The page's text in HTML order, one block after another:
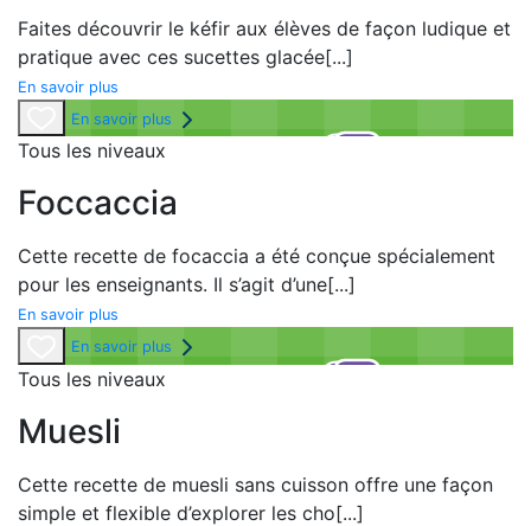
Faites découvrir le kéfir aux élèves de façon ludique et
pratique avec ces sucettes glacée[...]
En savoir plus
En savoir plus
Tous les niveaux
Foccaccia
Cette recette de focaccia a été conçue spécialement
pour les enseignants. Il s’agit d’une[...]
En savoir plus
En savoir plus
Tous les niveaux
Muesli
Cette recette de muesli sans cuisson offre une façon
simple et flexible d’explorer les cho[...]